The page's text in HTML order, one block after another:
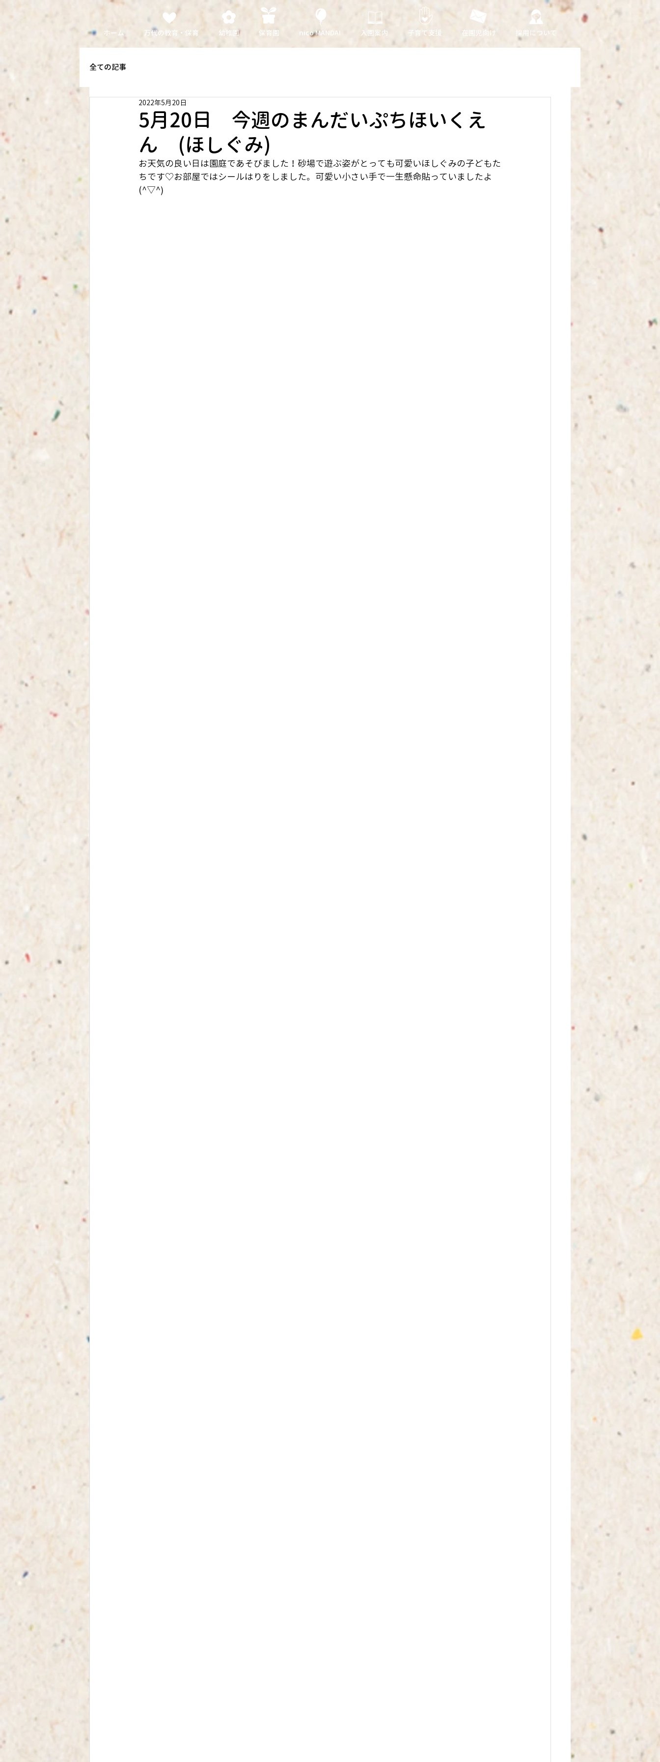
ホーム 万代の教育・保育 幼稚園 保育園 nico MANDAI 入園案内 子育て支援 在園児向け 採用について
全ての記事
5月20日 今週のまんだいぷちほいくえ
ん (ほしぐみ)
2022年5月20日
お天気の良い日は園庭であそびました！砂場で遊ぶ姿がとっても可愛いほしぐみの子どもた
ちです♡お部屋ではシールはりをしました。可愛い小さい手で一生懸命貼っていましたよ
(^▽^)